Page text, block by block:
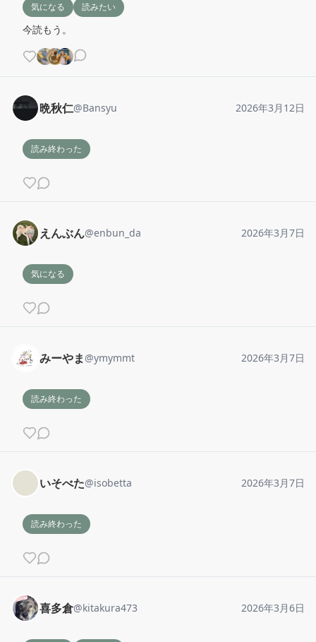
気になる 読みたい
今読もう。
晩秋仁@Bansyu 2026年3月12日
読み終わった
えんぶん@enbun_da 2026年3月7日
気になる
みーやま@ymymmt 2026年3月7日
読み終わった
いそべた@isobetta 2026年3月7日
読み終わった
喜多倉@kitakura473 2026年3月6日